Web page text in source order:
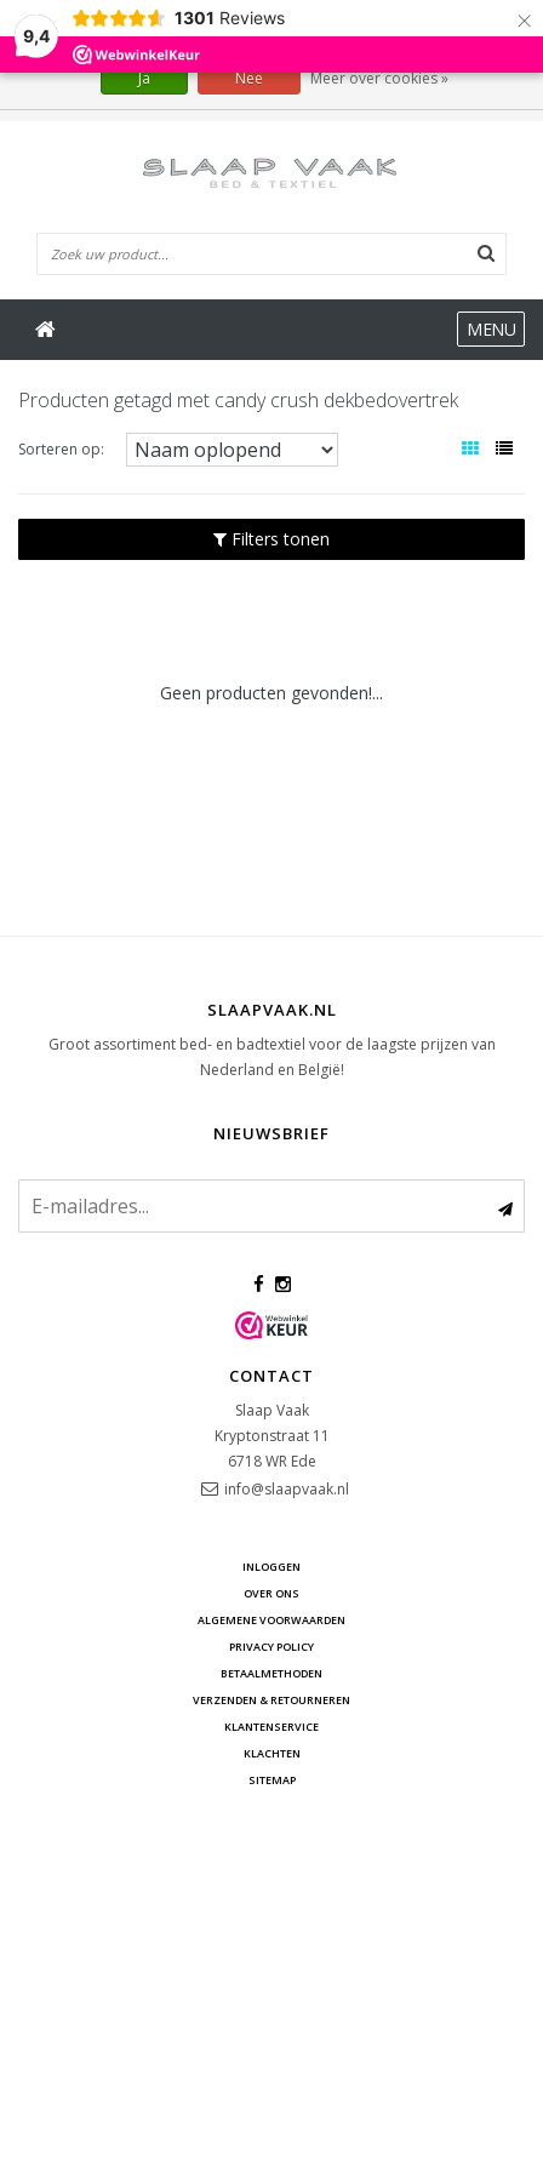
9,4
1301 Reviews ×
MENU
Producten getagd met candy crush dekbedovertrek
Sorteren op:
Filters tonen
Geen producten gevonden!...
SLAAPVAAK.NL
Groot assortiment bed- en badtextiel voor de laagste prijzen van
Nederland en België!
NIEUWSBRIEF
CONTACT
Slaap Vaak
Kryptonstraat 11
6718 WR Ede
info@slaapvaak.nl
INLOGGEN
OVER ONS
ALGEMENE VOORWAARDEN
PRIVACY POLICY
BETAALMETHODEN
VERZENDEN & RETOURNEREN
KLANTENSERVICE
KLACHTEN
SITEMAP
Wij slaan cookies op om onze website te verbeteren. Is dat akkoord?
Ja Nee Meer over cookies »